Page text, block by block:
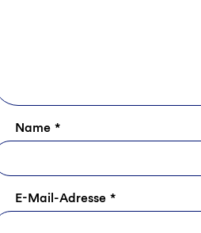
Name *
E-Mail-Adresse *